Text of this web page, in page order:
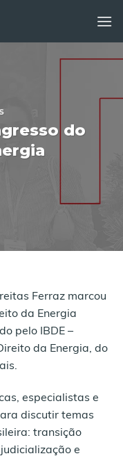
do
Ferraz marcou
da Energia
pelo IBDE –
da Energia, do
especialistas e
discutir temas
transição
e